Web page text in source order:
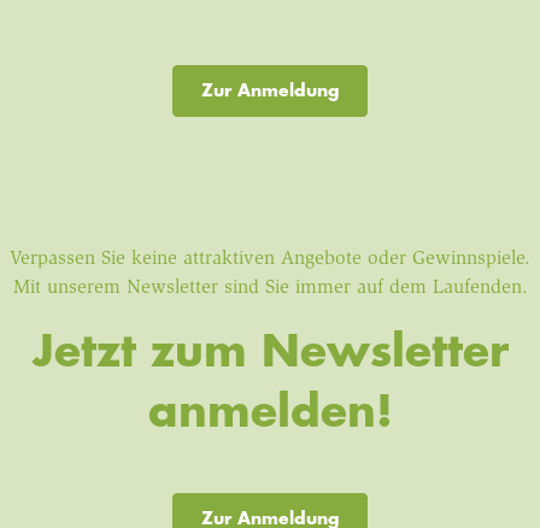
Zur Anmeldung
Verpassen Sie keine attraktiven Angebote oder Gewinnspiele.
Mit unserem Newsletter sind Sie immer auf dem Laufenden.
Jetzt zum Newsletter
anmelden!
Zur Anmeldung